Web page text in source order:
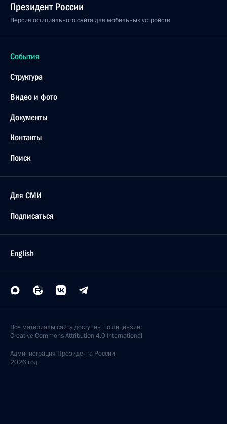
Президент России
Версия официального сайта для мобильных устройств
События
Структура
Видео и фото
Документы
Контакты
Поиск
Для СМИ
Подписаться
English
Все материалы сайта доступны по лицензии:
Creative Commons Attribution 4.0 International
Администрация Президента России
2026 год